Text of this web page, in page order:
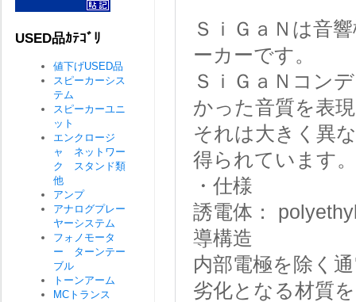
ＳｉＧａＮは音
ーカーです。
ＳｉＧａＮコン
かった音質を表
それは大きく異
得られています。
・仕様
誘電体：
導構造
内部電極を除く
劣化となる材質を
USED品ｶﾃｺﾞﾘ
値下げUSED品
スピーカーシス
テム
スピーカーユニ
ット
エンクロージ
ャ ネットワー
ク スタンド類
他
アンプ
アナログプレー
ヤーシステム
フォノモータ
ー ターンテー
ブル
トーンアーム
MCトランス